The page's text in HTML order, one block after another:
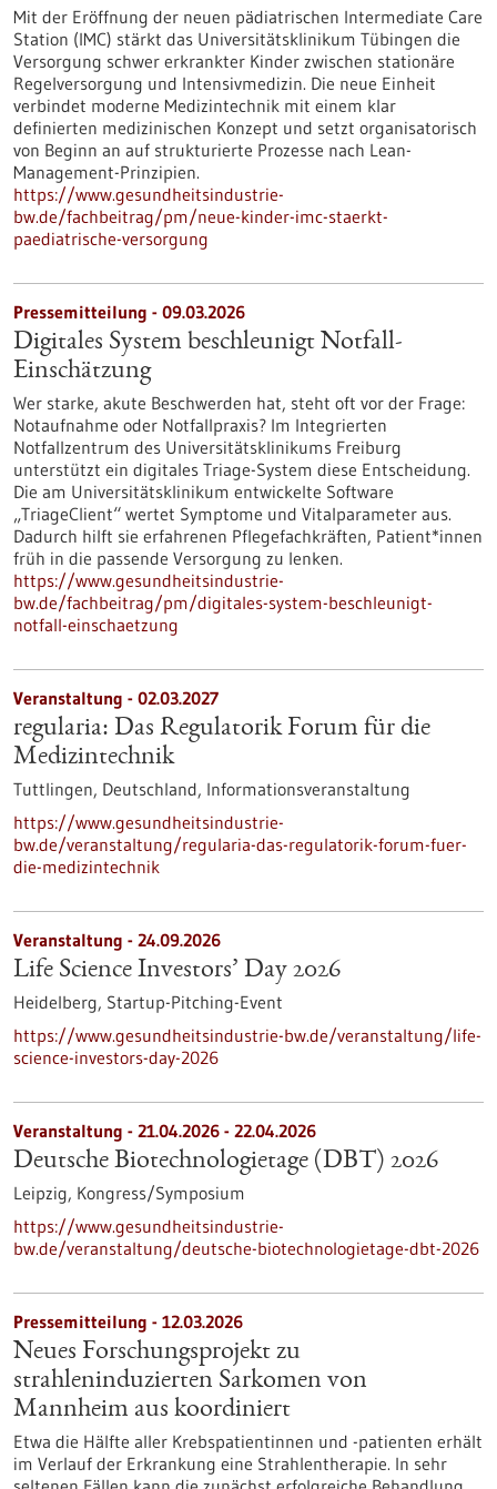
Mit der Eröffnung der neuen pädiatrischen Intermediate Care
Station (IMC) stärkt das Universitätsklinikum Tübingen die
Versorgung schwer erkrankter Kinder zwischen stationäre
Regelversorgung und Intensivmedizin. Die neue Einheit
verbindet moderne Medizintechnik mit einem klar
definierten medizinischen Konzept und setzt organisatorisch
von Beginn an auf strukturierte Prozesse nach Lean-
Management-Prinzipien.
https://www.gesundheitsindustrie-
bw.de/fachbeitrag/pm/neue-kinder-imc-staerkt-
paediatrische-versorgung
Pressemitteilung - 09.03.2026
Digitales System beschleunigt Notfall-
Einschätzung
Wer starke, akute Beschwerden hat, steht oft vor der Frage:
Notaufnahme oder Notfallpraxis? Im Integrierten
Notfallzentrum des Universitätsklinikums Freiburg
unterstützt ein digitales Triage-System diese Entscheidung.
Die am Universitätsklinikum entwickelte Software
„TriageClient“ wertet Symptome und Vitalparameter aus.
Dadurch hilft sie erfahrenen Pflegefachkräften, Patient*innen
früh in die passende Versorgung zu lenken.
https://www.gesundheitsindustrie-
bw.de/fachbeitrag/pm/digitales-system-beschleunigt-
notfall-einschaetzung
Veranstaltung - 02.03.2027
regularia: Das Regulatorik Forum für die
Medizintechnik
Tuttlingen, Deutschland, Informationsveranstaltung
https://www.gesundheitsindustrie-
bw.de/veranstaltung/regularia-das-regulatorik-forum-fuer-
die-medizintechnik
Veranstaltung - 24.09.2026
Life Science Investors’ Day 2026
Heidelberg, Startup-Pitching-Event
https://www.gesundheitsindustrie-bw.de/veranstaltung/life-
science-investors-day-2026
Veranstaltung - 21.04.2026 - 22.04.2026
Deutsche Biotechnologietage (DBT) 2026
Leipzig, Kongress/Symposium
https://www.gesundheitsindustrie-
bw.de/veranstaltung/deutsche-biotechnologietage-dbt-2026
Pressemitteilung - 12.03.2026
Neues Forschungsprojekt zu
strahleninduzierten Sarkomen von
Mannheim aus koordiniert
Etwa die Hälfte aller Krebspatientinnen und -patienten erhält
im Verlauf der Erkrankung eine Strahlentherapie. In sehr